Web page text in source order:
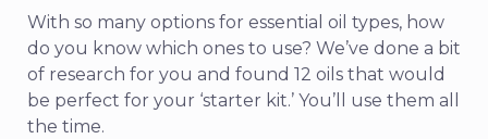
With so many options for essential oil types, how
do you know which ones to use? We’ve done a bit
of research for you and found 12 oils that would
be perfect for your ‘starter kit.’ You’ll use them all
the time.